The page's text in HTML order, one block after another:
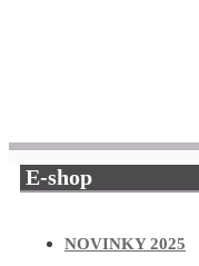
E-shop
NOVINKY 2025